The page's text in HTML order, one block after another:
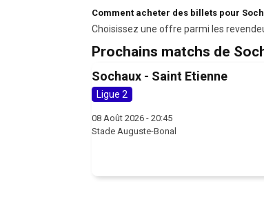
Comment acheter des billets pour
Choisissez une offre parmi les
Prochains matchs de
Sochaux - Saint Etienne
Ligue 2
08 Août 2026 - 20:45
Stade Auguste-Bonal